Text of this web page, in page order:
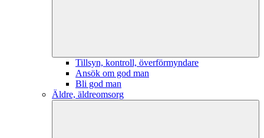
Tillsyn, kontroll, överförmyndare
Ansök om god man
Bli god man
Äldre, äldreomsorg